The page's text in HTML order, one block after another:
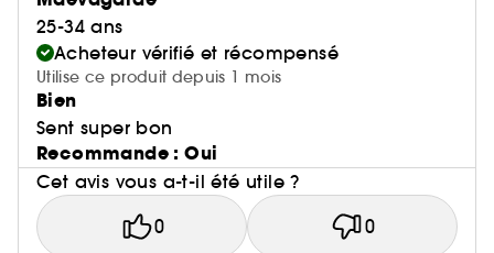
25-34 ans
Acheteur vérifié et récompensé
Utilise ce produit depuis 1 mois
Bien
Sent super bon
Recommande : Oui
Cet avis vous a-t-il été utile ?
0 0